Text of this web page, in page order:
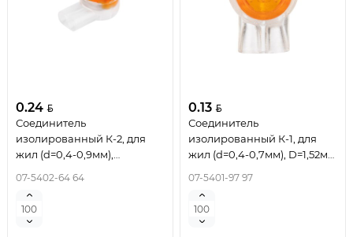
0.24
Соединитель
изолированный К-2, для
жил (d=0,4-0,9мм),
07-5402-64 64
0.13
Соединитель
изолированный К-1, для
жил (d=0,4-0,7мм), D=1,52мм
07-5401-97 97